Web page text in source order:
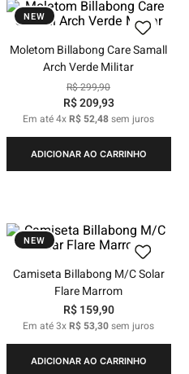
NEW
Moletom Billabong Care Samall
Arch Verde Militar
R$299,90
R$209,93
Em até4xR$ 52,48sem juros
ADICIONAR AO CARRINHO
NEW
Camiseta Billabong M/C Solar
Flare Marrom
R$ 159,90
Em até3xR$ 53,30sem juros
ADICIONAR AO CARRINHO